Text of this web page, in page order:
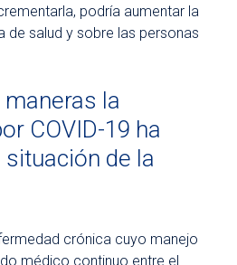
podría aumentar la
de salud y sobre las personas
la
COVID-19 ha
de la
crónica cuyo manejo
médico continuo entre el